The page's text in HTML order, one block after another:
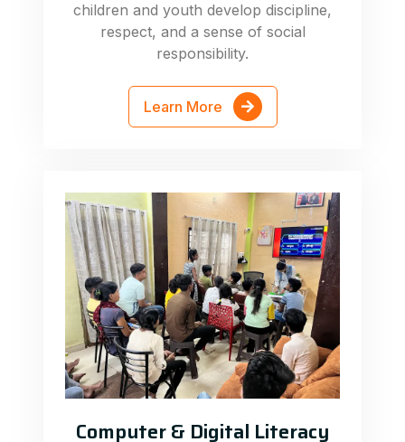
children and youth develop discipline,
respect, and a sense of social
responsibility.
Learn More
Computer & Digital Literacy